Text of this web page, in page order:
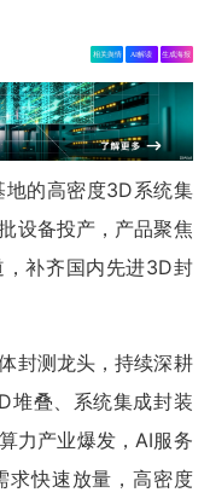
相关舆情 AI解读 生成海报
的高密度3D系统集
设备投产，产品聚焦
补齐国内先进3D封
封测龙头，持续深耕
堆叠、系统集成封装
力产业爆发，AI服务
求快速放量，高密度